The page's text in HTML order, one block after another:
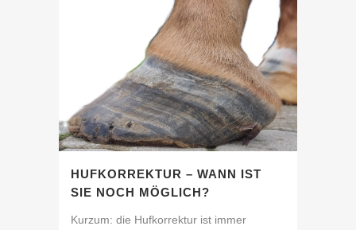
HUFKORREKTUR – WANN IST
SIE NOCH MÖGLICH?
Kurzum: die Hufkorrektur ist immer